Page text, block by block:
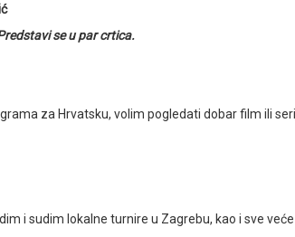
se u par crtica.
za Hrvatsku, volim pogledati dobar film ili
i sudim lokalne turnire u Zagrebu, kao i sve